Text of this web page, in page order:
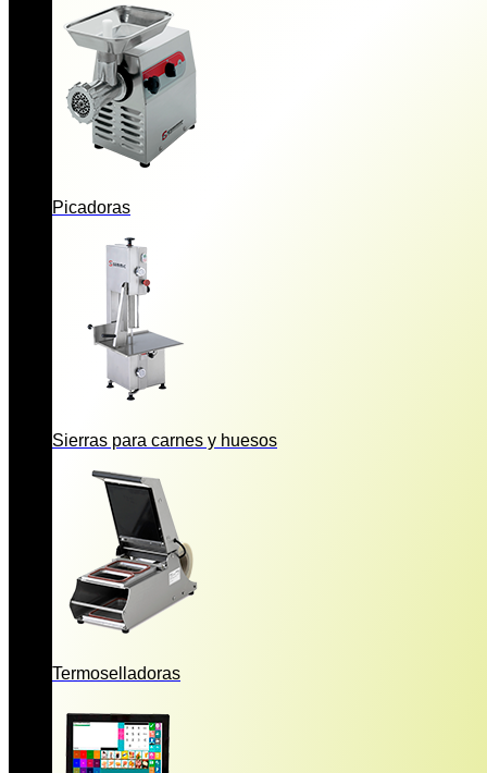
Picadoras
Sierras para carnes y huesos
Termoselladoras